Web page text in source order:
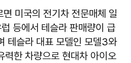
미국의 전기차 전문매체 일
등에서 테슬라 판매량이 급
테슬라 대표 모델인 모델3와
력한 차량으로 현대차 아이오